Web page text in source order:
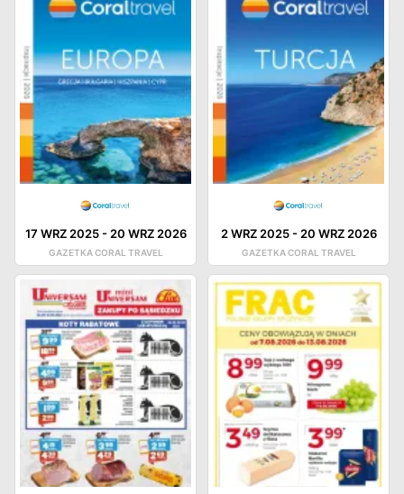
17 WRZ 2025-20 WRZ 2026
GAZETKA CORAL TRAVEL
2 WRZ 2025-20 WRZ 2026
GAZETKA CORAL TRAVEL